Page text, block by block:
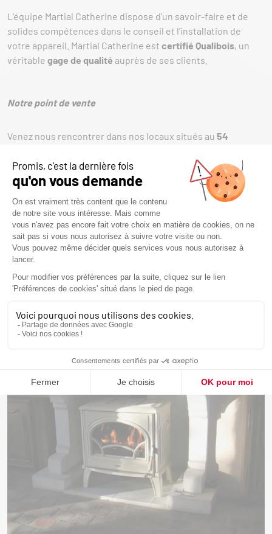
L’équipe Martial Catherine dispose d’un savoir-faire et de
solides compétences dans le conseil et l’installation de
votre appareil. Martial Catherine est certifié Qualibois, un
véritable gage de qualité auprès de ses clients.
Notre point de vente
Venez nous rencontrer dans nos locaux situés au 54
par téléphone au09 74 56 96 07
QUELQUES-UNES DE NOS
RÉALISATIONS